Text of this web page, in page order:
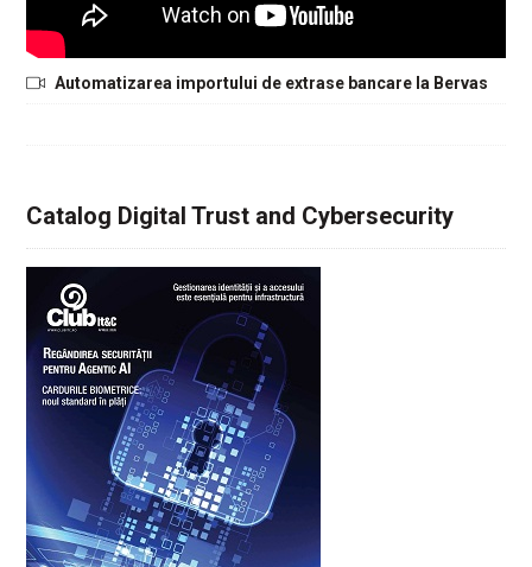
Automatizarea importului de extrase bancare la Bervas
Catalog Digital Trust and Cybersecurity